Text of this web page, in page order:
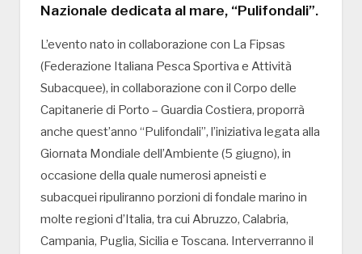
Nazionale dedicata al mare, “Pulifondali”.
L’evento nato in collaborazione con La Fipsas
(Federazione Italiana Pesca Sportiva e Attività
Subacquee), in collaborazione con il Corpo delle
Capitanerie di Porto – Guardia Costiera, proporrà
anche quest’anno “Pulifondali”, l’iniziativa legata alla
Giornata Mondiale dell’Ambiente (5 giugno), in
occasione della quale numerosi apneisti e
subacquei ripuliranno porzioni di fondale marino in
molte regioni d’Italia, tra cui Abruzzo, Calabria,
Campania, Puglia, Sicilia e Toscana. Interverranno il